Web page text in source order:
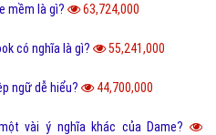
mềm là gì? 63,724,000
có nghĩa là gì? 55,241,000
ngữ dễ hiểu? 44,700,000
vài ý nghĩa khác của Dame?